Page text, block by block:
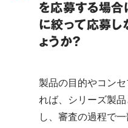
を応募する場合
に絞って応募
ょうか？
製品の目的やコン
れば、シリーズ製
し、審査の過程で